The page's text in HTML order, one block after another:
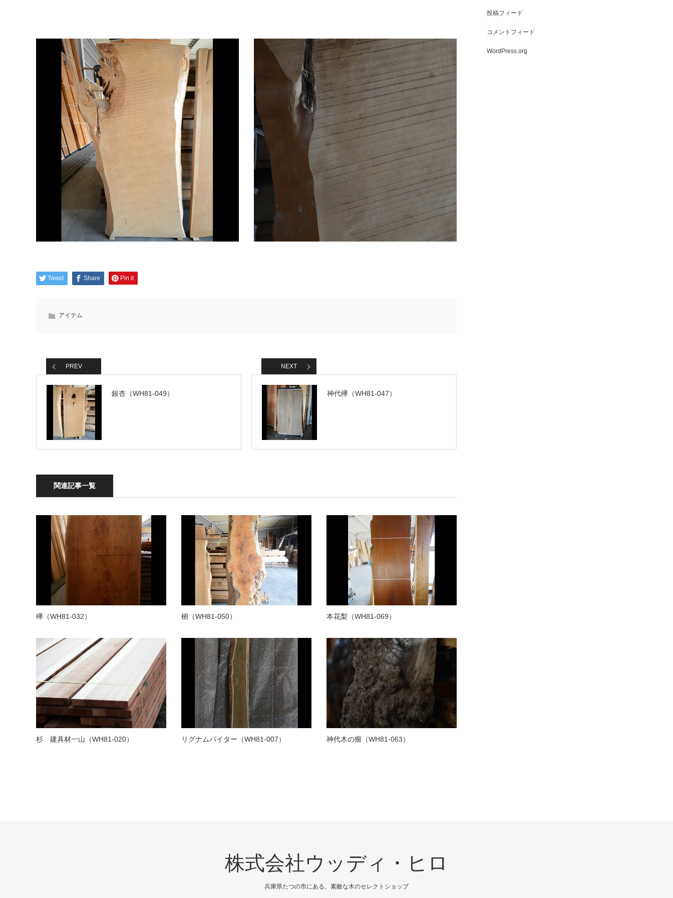
Tweet Share Pin it
アイテム
PREV
銀杏（WH81-049）
NEXT
神代欅（WH81-047）
関連記事一覧
欅（WH81-032） 椨（WH81-050） 本花梨（WH81-069）
杉 建具材一山（WH81-020） リグナムバイター（WH81-007） 神代木の瘤（WH81-063）
投稿フィード
コメントフィード
WordPress.org
株式会社ウッディ・ヒロ
兵庫県たつの市にある、素敵な木のセレクトショップ